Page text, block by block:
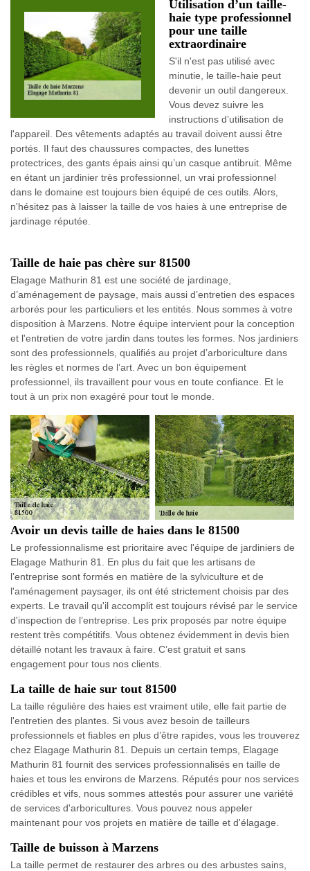
Utilisation d’un taille-
haie type professionnel
pour une taille
extraordinaire
S'il n'est pas utilisé avec
minutie, le taille-haie peut
devenir un outil dangereux.
Vous devez suivre les
instructions d’utilisation de
l'appareil. Des vêtements adaptés au travail doivent aussi être
portés. Il faut des chaussures compactes, des lunettes
protectrices, des gants épais ainsi qu’un casque antibruit. Même
en étant un jardinier très professionnel, un vrai professionnel
dans le domaine est toujours bien équipé de ces outils. Alors,
n'hésitez pas à laisser la taille de vos haies à une entreprise de
jardinage réputée.
Taille de haie pas chère sur 81500
Elagage Mathurin 81 est une société de jardinage,
d’aménagement de paysage, mais aussi d’entretien des espaces
arborés pour les particuliers et les entités. Nous sommes à votre
disposition à Marzens. Notre équipe intervient pour la conception
et l'entretien de votre jardin dans toutes les formes. Nos jardiniers
sont des professionnels, qualifiés au projet d’arboriculture dans
les règles et normes de l’art. Avec un bon équipement
professionnel, ils travaillent pour vous en toute confiance. Et le
tout à un prix non exagéré pour tout le monde.
Avoir un devis taille de haies dans le 81500
Le professionnalisme est prioritaire avec l'équipe de jardiniers de
Elagage Mathurin 81. En plus du fait que les artisans de
l’entreprise sont formés en matière de la sylviculture et de
l'aménagement paysager, ils ont été strictement choisis par des
experts. Le travail qu'il accomplit est toujours révisé par le service
d'inspection de l’entreprise. Les prix proposés par notre équipe
restent très compétitifs. Vous obtenez évidemment in devis bien
détaillé notant les travaux à faire. C’est gratuit et sans
engagement pour tous nos clients.
La taille de haie sur tout 81500
La taille régulière des haies est vraiment utile, elle fait partie de
l'entretien des plantes. Si vous avez besoin de tailleurs
professionnels et fiables en plus d’être rapides, vous les trouverez
chez Elagage Mathurin 81. Depuis un certain temps, Elagage
Mathurin 81 fournit des services professionnalisés en taille de
haies et tous les environs de Marzens. Réputés pour nos services
crédibles et vifs, nous sommes attestés pour assurer une variété
de services d'arboricultures. Vous pouvez nous appeler
maintenant pour vos projets en matière de taille et d'élagage.
Taille de buisson à Marzens
La taille permet de restaurer des arbres ou des arbustes sains,